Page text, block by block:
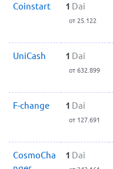
Coinstart 1 Dai
от 25.122
UniCash 1 Dai
от 632.899
F-change 1 Dai
от 127.691
CosmoCha
1 Dai